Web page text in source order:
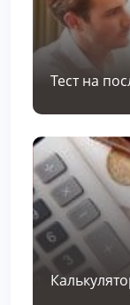
Тест на